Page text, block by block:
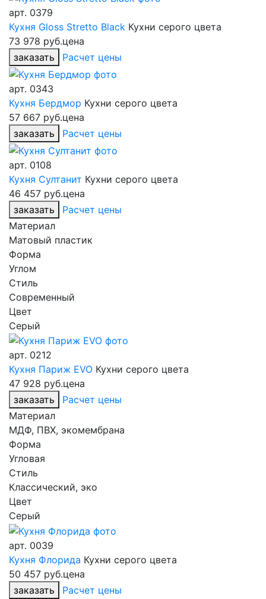
арт. 0379
Кухня Gloss Stretto Black Кухни серого цвета
73 978 руб.цена
заказать
Расчет цены
арт. 0343
Кухня Бердмор Кухни серого цвета
57 667 руб.цена
заказать
Расчет цены
арт. 0108
Кухня Султанит Кухни серого цвета
46 457 руб.цена
заказать
Расчет цены
Материал
Матовый пластик
Форма
Углом
Стиль
Современный
Цвет
Серый
арт. 0212
Кухня Париж EVO Кухни серого цвета
47 928 руб.цена
заказать
Расчет цены
Материал
МДФ, ПВХ, экомембрана
Форма
Угловая
Стиль
Классический, эко
Цвет
Серый
арт. 0039
Кухня Флорида Кухни серого цвета
50 457 руб.цена
заказать
Расчет цены